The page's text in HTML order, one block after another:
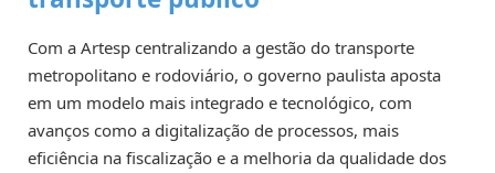
Com a Artesp centralizando a gestão do transporte
metropolitano e rodoviário, o governo paulista aposta
em um modelo mais integrado e tecnológico, com
avanços como a digitalização de processos, mais
eficiência na fiscalização e a melhoria da qualidade dos